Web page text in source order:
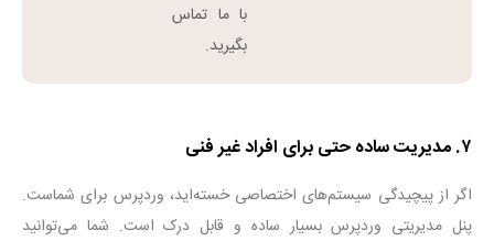
با ما تماس
بگیرید.
۷.مدیریت ساده حتی برای افراد غیر فنی
اگر از پیچیدگی سیستم‌های اختصاصی خسته‌اید، وردپرس برای شماست.
پنل مدیریتی وردپرس بسیار ساده و قابل درک است. شما می‌توانید